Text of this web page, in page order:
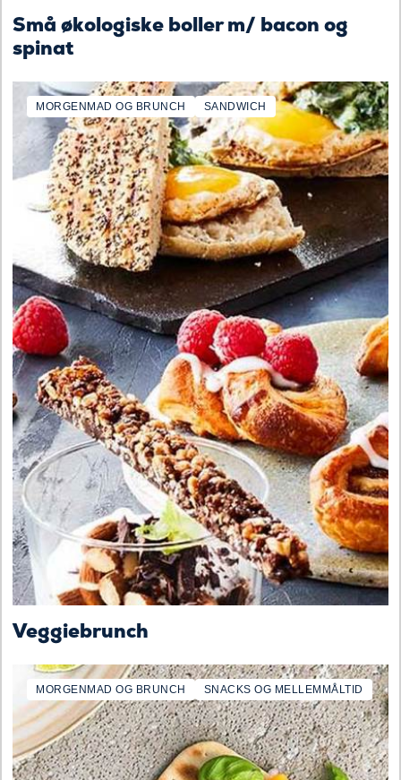
Små økologiske boller m/ bacon og
spinat
MORGENMAD OG BRUNCH SANDWICH
Veggiebrunch
MORGENMAD OG BRUNCH SNACKS OG MELLEMMÅLTID